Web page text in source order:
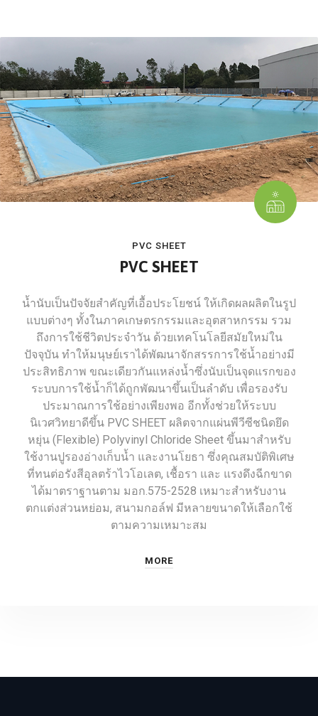
PVC SHEET
PVC SHEET
น้ำนับเป็นปัจจัยสำคัญที่เอื้อประโยชน์ ให้เกิดผลผลิตในรูป
แบบต่างๆ ทั้งในภาคเกษตรกรรมและอุตสาหกรรม รวม
ถึงการใช้ชีวิตประจำวัน ด้วยเทคโนโลยีสมัยใหม่ใน
ปัจจุบัน ทำให้มนุษย์เราได้พัฒนาจักสรรการใช้น้ำอย่างมี
ประสิทธิภาพ ขณะเดียวกันแหล่งน้ำซึ่งนับเป็นจุดแรกของ
ระบบการใช้น้ำก็ได้ถูกพัฒนาขึ้นเป็นลำดับ เพื่อรองรับ
ประมาณการใช้อย่างเพียงพอ อีกทั้งช่วยให้ระบบ
นิเวศวิทยาดีขึ้น PVC SHEET ผลิตจากแผ่นพีวีซีชนิดยึด
หยุ่น (Flexible) Polyvinyl Chloride Sheet ขึ้นมาสำหรับ
ใช้งานปูรองอ่างเก็บน้ำ และงานโยธา ซึ่งคุณสมบัติพิเศษ
ที่ทนต่อรังสีอุลตร้าไวโอเลต, เชื้อรา และ แรงดึงฉีกขาด
ได้มาตราฐานตาม มอก.575-2528 เหมาะสำหรับงาน
ตกแต่งส่วนหย่อม, สนามกอล์ฟ มีหลายขนาดให้เลือกใช้
ตามความเหมาะสม
MORE